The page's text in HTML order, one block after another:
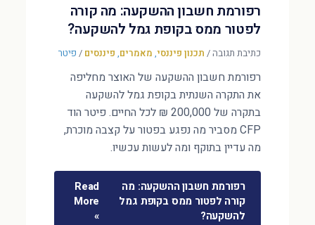
רפורמת חשבון ההשקעה: מה קורה
לפטור ממס בקופת גמל להשקעה?
כתיבת תגובה/ תכנון פיננסי, מאמרים, פיננסים / פיטר
רפורמת חשבון ההשקעה של האוצר מחליפה
את התקרה השנתית בקופת גמל להשקעה
בתקרה של 200,000 ₪ לכל החיים. פיטר הוד
CFP מסביר מה נפגע בפטור על קצבה מוכרת,
מה עדיין בתוקף ומה לעשות עכשיו.
רפורמת חשבון ההשקעה: מה
קורה לפטור ממס בקופת גמל
להשקעה?
Read
More
»